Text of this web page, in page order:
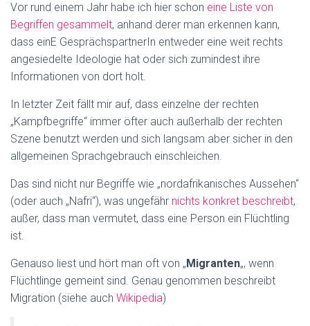
Vor rund einem Jahr habe ich hier schon eine Liste von
Begriffen gesammelt, anhand derer man erkennen kann,
dass einE GesprächspartnerIn entweder eine weit rechts
angesiedelte Ideologie hat oder sich zumindest ihre
Informationen von dort holt.
In letzter Zeit fällt mir auf, dass einzelne der rechten
„Kampfbegriffe“ immer öfter auch außerhalb der rechten
Szene benutzt werden und sich langsam aber sicher in den
allgemeinen Sprachgebrauch einschleichen.
Das sind nicht nur Begriffe wie „nordafrikanisches Aussehen“
(oder auch „Nafri“), was ungefähr nichts konkret beschreibt,
außer, dass man vermutet, dass eine Person ein Flüchtling
ist.
Genauso liest und hört man oft von „Migranten„, wenn
Flüchtlinge gemeint sind. Genau genommen beschreibt
Migration (siehe auch Wikipedia)